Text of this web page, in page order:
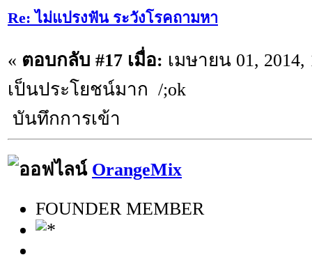
Re: ไม่แปรงฟัน ระวังโรคถามหา
« ตอบกลับ #17 เมื่อ: เมษายน 01, 2014,
เป็นประโยชน์มาก /;ok
บันทึกการเข้า
OrangeMix
FOUNDER MEMBER